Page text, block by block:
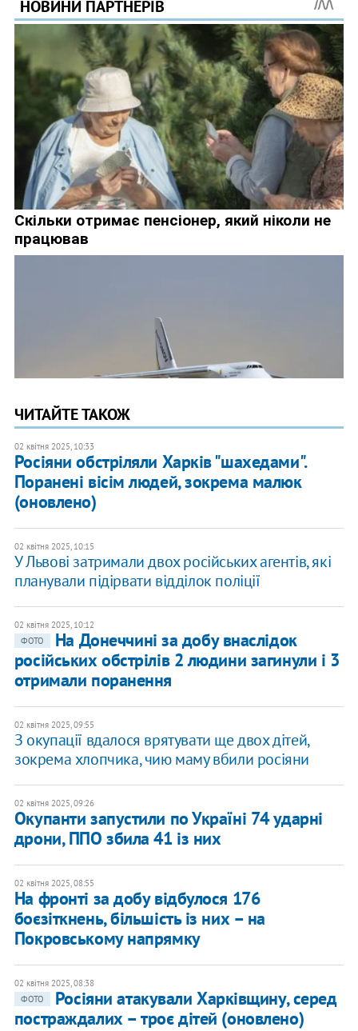
ЧИТАЙТЕ ТАКОЖ
02 квітня 2025, 10:33
Росіяни обстріляли Харків "шахедами".
Поранені вісім людей, зокрема малюк
(оновлено)
02 квітня 2025, 10:15
У Львові затримали двох російських агентів, які
планували підірвати відділок поліції
02 квітня 2025, 10:12
ФОТО
На Донеччині за добу внаслідок
російських обстрілів 2 людини загинули і 3
отримали поранення
02 квітня 2025, 09:55
З окупації вдалося врятувати ще двох дітей,
зокрема хлопчика, чию маму вбили росіяни
02 квітня 2025, 09:26
Окупанти запустили по Україні 74 ударні
дрони, ППО збила 41 із них
02 квітня 2025, 08:55
На фронті за добу відбулося 176
боєзіткнень, більшість із них – на
Покровському напрямку
02 квітня 2025, 08:38
ФОТО
Росіяни атакували Харківщину, серед
постраждалих – троє дітей (оновлено)